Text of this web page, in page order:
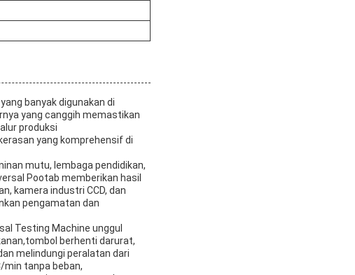
banyak digunakan di
yang canggih memastikan
produksi
yang komprehensif di
mutu, lembaga pendidikan,
Pootab memberikan hasil
kamera industri CCD, dan
pengamatan dan
Testing Machine unggul
berhenti darurat,
melindungi peralatan dari
min tanpa beban,